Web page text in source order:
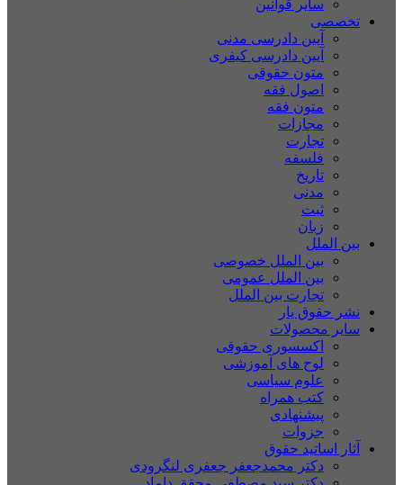
سایر قوانین
تخصصی
آیین دادرسی مدنی
آیین دادرسی کیفری
متون حقوقی
اصول فقه
متون فقه
مجازات
تجارت
فلسفه
تاریخ
مدنی
ثبت
زبان
بین الملل
بین الملل خصوصی
بین الملل عمومی
تجارت بین الملل
نشر حقوق یار
سایر محصولات
اکسسوری حقوقی
لوح های آموزشی
علوم سیاسی
کتب همراه
پیشنهادی
جزوات
آثار اساتید حقوق
دکتر محمدجعفر جعفری لنگرودی